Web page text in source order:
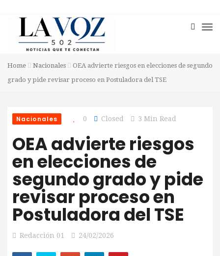
Home Nacionales
OEA advierte riesgos en elecciones de segundo
grado y pide revisar proceso en Postuladora del TSE
Nacionales 0 Closed 3 Min Read
OEA advierte riesgos
en elecciones de
segundo grado y pide
revisar proceso en
Postuladora del TSE
Redacción 01 24/02/2026